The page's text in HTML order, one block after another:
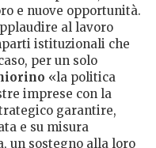
e nuove opportunità.
al lavoro
istituzionali che
per un solo
«la politica
imprese con la
garantire,
e su misura
un sostegno alla loro